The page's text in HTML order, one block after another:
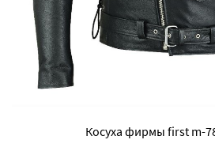
Косуха фирмы first m-